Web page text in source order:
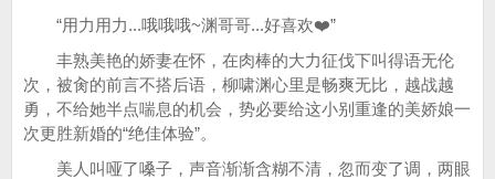
“用力用力...哦哦哦~渊哥哥...好喜欢❤️”
丰熟美艳的娇妻在怀，在肉棒的大力征伐下叫得语无伦
次，被肏的前言不搭后语，柳啸渊心里是畅爽无比，越战越
勇，不给她半点喘息的机会，势必要给这小别重逢的美娇娘一
次更胜新婚的“绝佳体验”。
美人叫哑了嗓子，声音渐渐含糊不清，忽而变了调，两眼